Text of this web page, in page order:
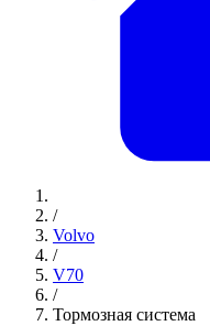
/
Volvo
/
V70
/
Тормозная система